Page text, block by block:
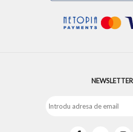
NEWSLETTER